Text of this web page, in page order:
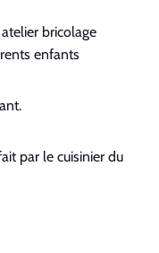
bricolage
enfants
par le cuisinier du